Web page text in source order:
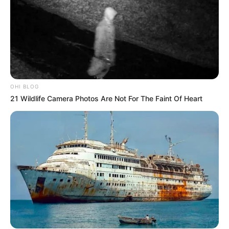
MATÉRIAS EM DESTAQUE NOS ÚLTIMOS 30 DIAS
motocicletas aos Agentes de Saúde da
história...
Agente de Saúde é indiciada por
falsificar visitas que nunca aconteceram.
Terceiro lote da restituição do IR paga
R$ 4,61 bilhões para 2,7 milhões de
contribuintes.
OHI BLOG
21 Wildlife Camera Photos Are Not For The Faint Of Heart